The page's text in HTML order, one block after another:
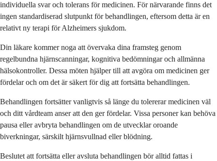
individuella svar och tolerans för medicinen. För närvarande finns det
ingen standardiserad slutpunkt för behandlingen, eftersom detta är en
relativt ny terapi för Alzheimers sjukdom.
Din läkare kommer noga att övervaka dina framsteg genom
regelbundna hjärnscanningar, kognitiva bedömningar och allmänna
hälsokontroller. Dessa möten hjälper till att avgöra om medicinen ger
fördelar och om det är säkert för dig att fortsätta behandlingen.
Behandlingen fortsätter vanligtvis så länge du tolererar medicinen väl
och ditt vårdteam anser att den ger fördelar. Vissa personer kan behöva
pausa eller avbryta behandlingen om de utvecklar oroande
biverkningar, särskilt hjärnsvullnad eller blödning.
Beslutet att fortsätta eller avsluta behandlingen bör alltid fattas i